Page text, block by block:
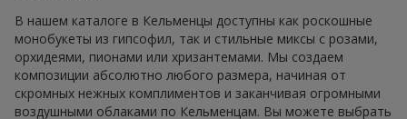
В нашем каталоге в Кельменцы доступны как роскошные
монобукеты из гипсофил, так и стильные миксы с розами,
орхидеями, пионами или хризантемами. Мы создаем
композиции абсолютно любого размера, начиная от
скромных нежных комплиментов и заканчивая огромными
воздушными облаками по Кельменцам. Вы можете выбрать